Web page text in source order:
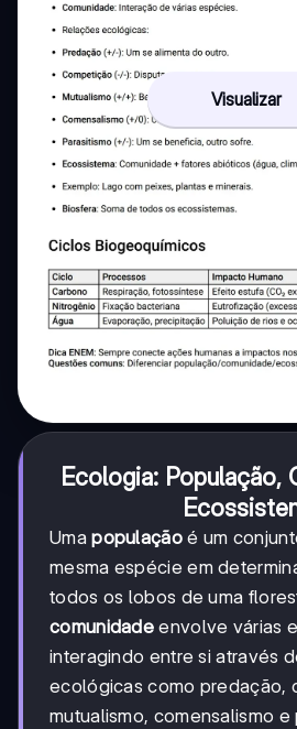
Visualizar
Ecologia: População,
Umapopulaçãoé um
mesma espécie em
todos os lobos de uma
comunidade envolve várias
interagindo entre si através
ecológicas como predação,
mutualismo, comensalismo e